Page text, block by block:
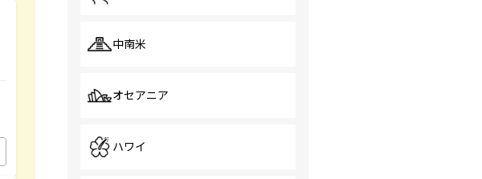
中南米
オセアニア
ハワイ